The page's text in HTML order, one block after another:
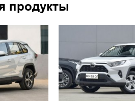
продукты